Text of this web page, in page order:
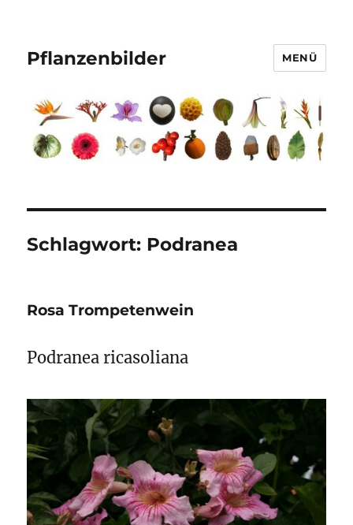
Pflanzenbilder MENÜ
Schlagwort: Podranea
Rosa Trompetenwein
Podranea ricasoliana